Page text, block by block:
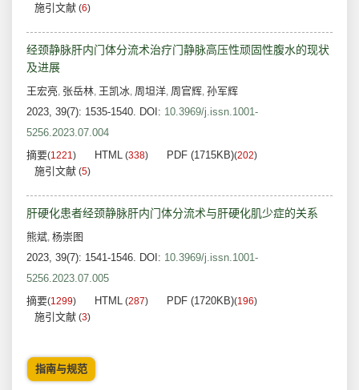
施引文献 (6)
经颈静脉肝内门体分流术治疗门静脉高压性顽固性腹水的现状
及进展
王宏亮, 张岳林, 王凯冰, 周坦洋, 周官辉, 孙军辉
2023, 39(7): 1535-1540. DOI: 10.3969/j.issn.1001-
5256.2023.07.004
摘要(1221) HTML (338) PDF (1715KB)(202)
施引文献 (5)
肝硬化患者经颈静脉肝内门体分流术与肝硬化肌少症的关系
熊斌, 杨崇图
2023, 39(7): 1541-1546. DOI: 10.3969/j.issn.1001-
5256.2023.07.005
摘要(1299) HTML (287) PDF (1720KB)(196)
施引文献 (3)
指南与规范